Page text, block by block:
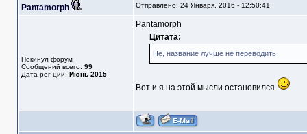
Pantamorph Отправлено: 24 Января, 2016 - 12:50:41
Покинул форум
Сообщений всего: 99
Дата рег-ции: Июнь 2015
Pantamorph
Цитата:
Не, название лучше не переводить
Вот и я на этой мысли остановился